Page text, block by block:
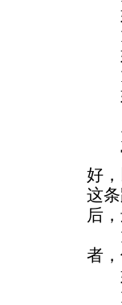
媛
大
媛
大
媛
（
大
常
好
这
后
大
者
媛
大